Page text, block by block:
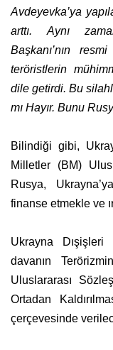
Avdeyevka’ya
arttı.Aynı
Başkanı’nın
teröristlerin
dile getirdi. Bu
mı Hayır. Bunu
Bilindiği gibi,
Milletler (BM)
Rusya,
finanse etmekle ve
Ukrayna Dışişleri
davanın
Uluslararası
Ortadan
çerçevesinde